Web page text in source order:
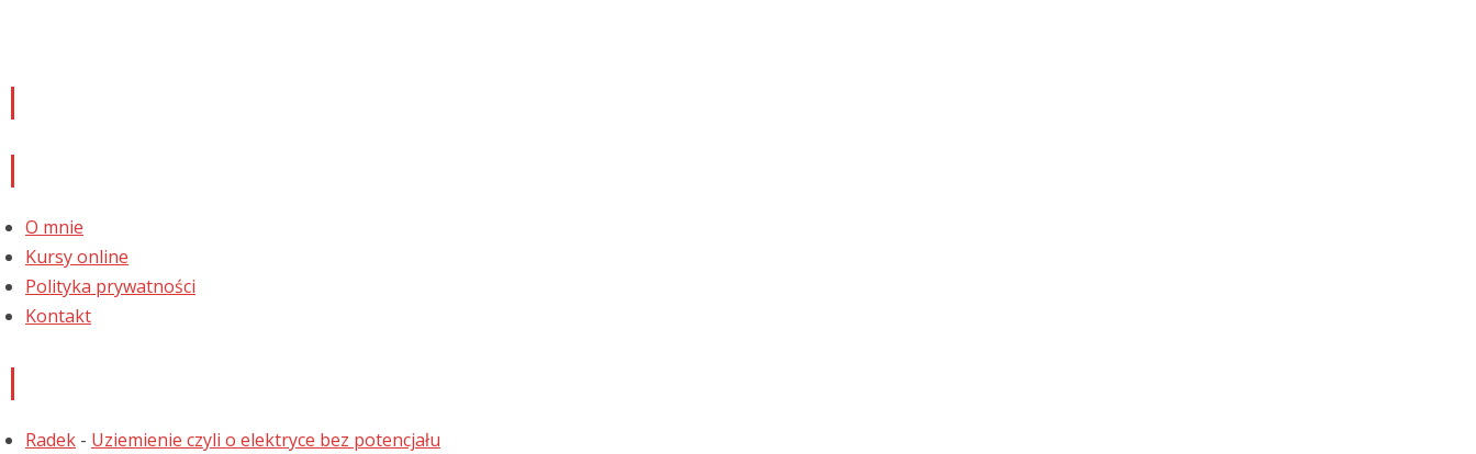
O mnie
Kursy online
Polityka prywatności
Kontakt
Radek - Uziemienie czyli o elektryce bez potencjału